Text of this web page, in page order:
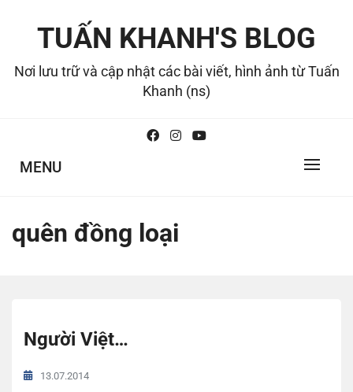
TUẤN KHANH'S BLOG
Nơi lưu trữ và cập nhật các bài viết, hình ảnh từ Tuấn
Khanh (ns)
MENU
quên đồng loại
Người Việt…
13.07.2014